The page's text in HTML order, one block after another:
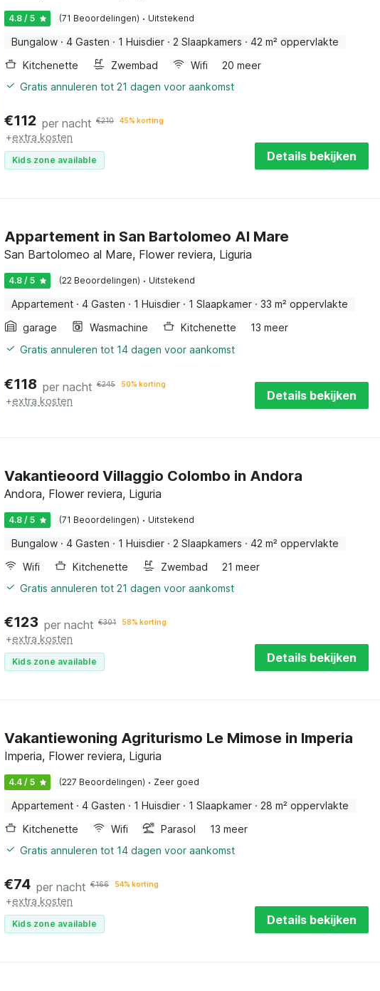
4.8 / 5 (71 Beoordelingen) · Uitstekend
Bungalow · 4 Gasten · 1 Huisdier · 2 Slaapkamers · 42 m² oppervlakte
Kitchenette
Zwembad Wifi
20 meer
Gratis annuleren tot 21 dagen voor aankomst
€112 per nacht €210 45% korting
+extra kosten
Kids zone available Details bekijken
Appartement in San Bartolomeo Al Mare
San Bartolomeo al Mare, Flower reviera, Liguria
4.8 / 5 (22 Beoordelingen) · Uitstekend
Appartement · 4 Gasten · 1 Huisdier · 1 Slaapkamer · 33 m² oppervlakte
garage
Wasmachine Kitchenette
13 meer
Gratis annuleren tot 14 dagen voor aankomst
€118 per nacht €245 50% korting
+extra kosten Details bekijken
Vakantieoord Villaggio Colombo in Andora
Andora, Flower reviera, Liguria
4.8 / 5 (71 Beoordelingen) · Uitstekend
Bungalow · 4 Gasten · 1 Huisdier · 2 Slaapkamers · 42 m² oppervlakte
Wifi
Kitchenette Zwembad
21 meer
Gratis annuleren tot 21 dagen voor aankomst
€123 per nacht €301 58% korting
+extra kosten
Kids zone available Details bekijken
Vakantiewoning Agriturismo Le Mimose in Imperia
Imperia, Flower reviera, Liguria
4.4 / 5 (227 Beoordelingen) · Zeer goed
Appartement · 4 Gasten · 1 Huisdier · 1 Slaapkamer · 28 m² oppervlakte
Kitchenette
Wifi Parasol
13 meer
Gratis annuleren tot 14 dagen voor aankomst
€74 per nacht €166 54% korting
+extra kosten
Kids zone available Details bekijken